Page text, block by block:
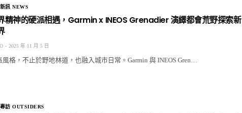
訊 NEWS
精神的硬派相遇，Garmin x INEOS Grenadier 演繹都會荒野探索新
2025 年 11 月 5 日
風格，不止於野地林道，也融入城市日常。Garmin 與 INEOS Gren…
訪 OUTSIDERS